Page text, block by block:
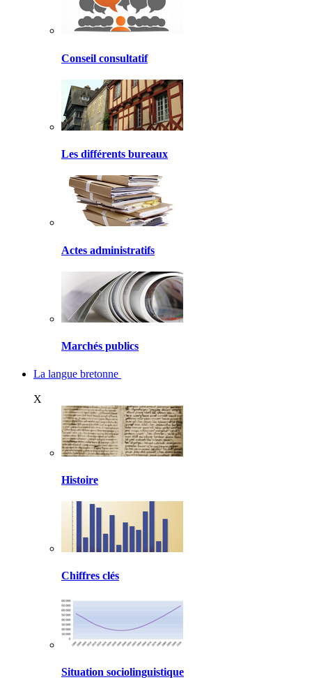
Conseil consultatif
Les différents bureaux
Actes administratifs
Marchés publics
La langue bretonne
X
Histoire
Chiffres clés
Situation sociolinguistique